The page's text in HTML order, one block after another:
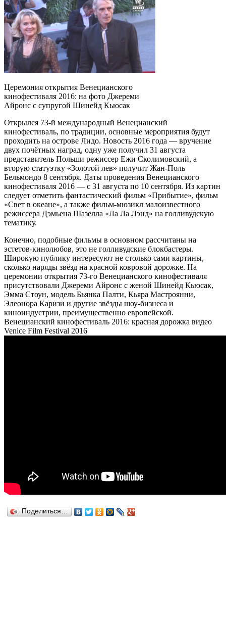
Церемония открытия Венецианского
кинофестиваля 2016: на фото Джереми
Айронс с супругой Шинейд Кьюсак
Открылся 73-й международный Венецианский
кинофестиваль, по традиции, основные мероприятия будут
проходить на острове Лидо. Новость 2016 года — вручение
двух почётных наград, одну уже получил 31 августа
представитель Польши режиссер Ежи Сколимовский, а
вторую статуэтку «Золотой лев» получит Жан-Поль
Бельмондо 8 сентября. Даты проведения Венецианского
кинофестиваля 2016 — с 31 августа по 10 сентября. Из картин
следует отметить фантастический фильм «Прибытие», фильм
«Свет в океане», а также фильм-мюзикл малоизвестного
режиссера Дэмьена Шазелла «Ла Ла Лэнд» на голливудскую
тематику.
Конечно, подобные фильмы в основном рассчитаны на
эстетов-кинолюбов, это не голливудские блокбастеры.
Широкую публику интересуют не столько сами картины,
сколько наряды звёзд на красной ковровой дорожке. На
церемонии открытия 73-го Венецианского кинофестиваля
присутствовали Джереми Айронс с женой Шинейд Кьюсак,
Эмма Стоун, модель Бьянка Палти, Кьяра Мастроянни,
Элеонора Каризи и другие звёзды шоу-бизнеса и
киноиндустрии, преимущественно европейской.
Венецианский кинофестиваль 2016: красная дорожка видео
Venice Film Festival 2016
Поделиться…